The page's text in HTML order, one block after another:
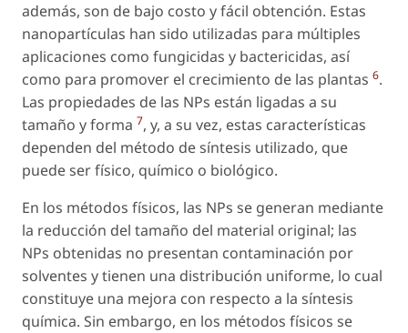
además, son de bajo costo y fácil obtención. Estas
nanopartículas han sido utilizadas para múltiples
aplicaciones como fungicidas y bactericidas, así
como para promover el crecimiento de las plantas 6.
Las propiedades de las NPs están ligadas a su
tamaño y forma 7, y, a su vez, estas características
dependen del método de síntesis utilizado, que
puede ser físico, químico o biológico.
En los métodos físicos, las NPs se generan mediante
la reducción del tamaño del material original; las
NPs obtenidas no presentan contaminación por
solventes y tienen una distribución uniforme, lo cual
constituye una mejora con respecto a la síntesis
química. Sin embargo, en los métodos físicos se